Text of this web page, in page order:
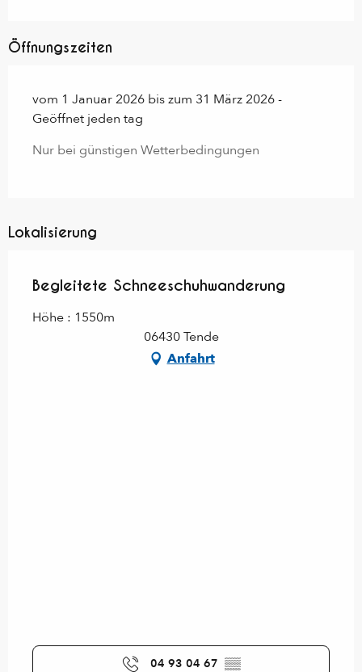
Öffnungszeiten
vom 1 Januar 2026 bis zum 31 März 2026 -
Geöffnet jeden tag
Nur bei günstigen Wetterbedingungen
Lokalisierung
Begleitete Schneeschuhwanderung
Höhe : 1550m
06430 Tende
Anfahrt
04 93 04 67 ▒▒